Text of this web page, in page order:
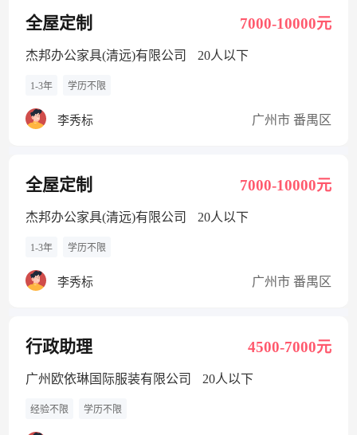
全屋定制 7000-10000元
杰邦办公家具(清远)有限公司 20人以下
1-3年 学历不限
李秀标 广州市 番禺区
全屋定制 7000-10000元
杰邦办公家具(清远)有限公司 20人以下
1-3年 学历不限
李秀标 广州市 番禺区
行政助理 4500-7000元
广州欧依琳国际服装有限公司 20人以下
经验不限 学历不限